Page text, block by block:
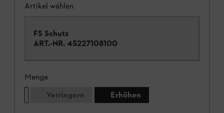
Artikel wählen
FS Schutz
ART.-NR. 45227108100
Menge
Verringern
Erhöhen